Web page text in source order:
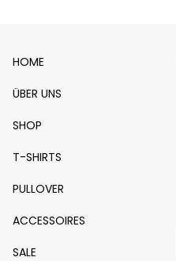
HOME
ÜBER UNS
SHOP
T-SHIRTS
PULLOVER
ACCESSOIRES
SALE